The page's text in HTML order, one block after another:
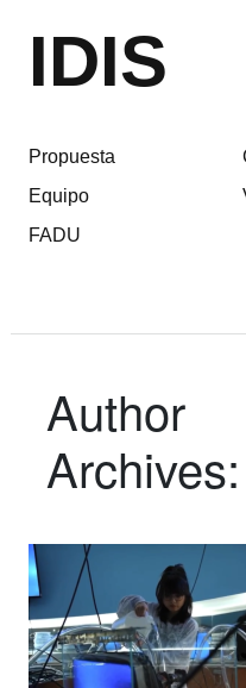
IDIS
Propuesta
Equipo
FADU
Author
Archives: